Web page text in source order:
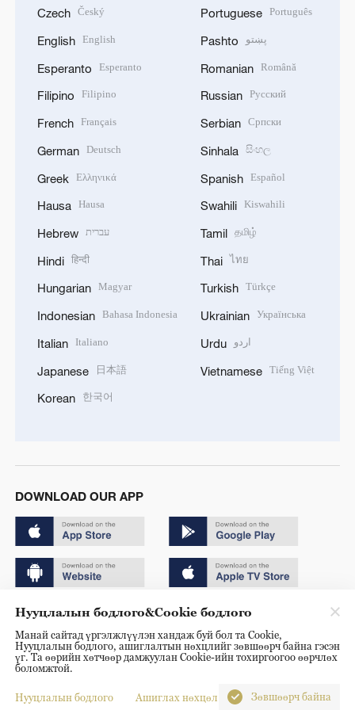
Czech Český
English English
Esperanto Esperanto
Filipino Filipino
French Français
German Deutsch
Greek Ελληνικά
Hausa Hausa
Hebrew עברית
Hindi हिन्दी
Hungarian Magyar
Indonesian Bahasa Indonesia
Italian Italiano
Japanese 日本語
Korean 한국어
Portuguese Português
Pashto پښتو
Romanian Română
Russian Русский
Serbian Српски
Sinhala සිංහල
Spanish Español
Swahili Kiswahili
Tamil தமிழ்
Thai ไทย
Turkish Türkçe
Ukrainian Українська
Urdu اردو
Vietnamese Tiếng Việt
DOWNLOAD OUR APP
Copyright © 2024 CGTN.
京ICP备20000184号
京公网安备 11010502050052号
Disinformation report hotline: 010-85061466
Нууцлалын бодлого&Cookie бодлого
Манай сайтад үргэлжлүүлэн хандаж буй бол та Cookie,
Нууцлалын бодлого, ашиглалтын нөхцлийг зөвшөөрч байна гэсэн
үг. Та өөрийн хөтчөөр дамжуулан Cookie-ийн тохиргоогоо өөрчлөх
боломжтой.
Нууцлалын бодлого Ашиглах нөхцөл Зөвшөөрч байна